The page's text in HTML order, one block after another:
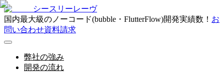
シースリーレーヴ
国内最大級のノーコード(bubble・FlutterFlow)開発実績数！ お
問い合わせ資料請求
弊社の強み
開発の流れ